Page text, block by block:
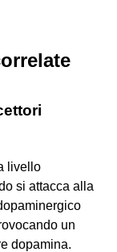
livello
si attacca alla
un
dopamina.